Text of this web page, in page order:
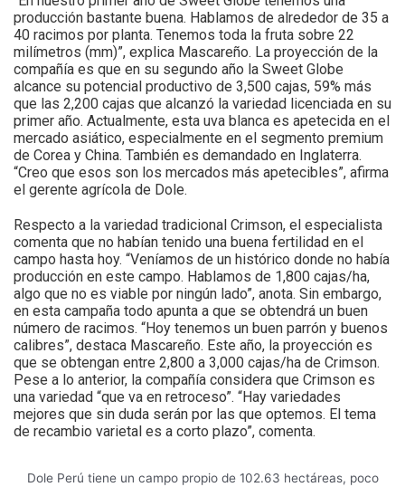
producción bastante buena. Hablamos de alrededor de 35 a
40 racimos por planta. Tenemos toda la fruta sobre 22
milímetros (mm)”, explica Mascareño. La proyección de la
compañía es que en su segundo año la Sweet Globe
alcance su potencial productivo de 3,500 cajas, 59% más
que las 2,200 cajas que alcanzó la variedad licenciada en su
primer año. Actualmente, esta uva blanca es apetecida en el
mercado asiático, especialmente en el segmento premium
de Corea y China. También es demandado en Inglaterra.
“Creo que esos son los mercados más apetecibles”, afirma
el gerente agrícola de Dole.
Respecto a la variedad tradicional Crimson, el especialista
comenta que no habían tenido una buena fertilidad en el
campo hasta hoy. “Veníamos de un histórico donde no había
producción en este campo. Hablamos de 1,800 cajas/ha,
algo que no es viable por ningún lado”, anota. Sin embargo,
en esta campaña todo apunta a que se obtendrá un buen
número de racimos. “Hoy tenemos un buen parrón y buenos
calibres”, destaca Mascareño. Este año, la proyección es
que se obtengan entre 2,800 a 3,000 cajas/ha de Crimson.
Pese a lo anterior, la compañía considera que Crimson es
una variedad “que va en retroceso”. “Hay variedades
mejores que sin duda serán por las que optemos. El tema
de recambio varietal es a corto plazo”, comenta.
Dole Perú tiene un campo propio de 102.63 hectáreas, poco